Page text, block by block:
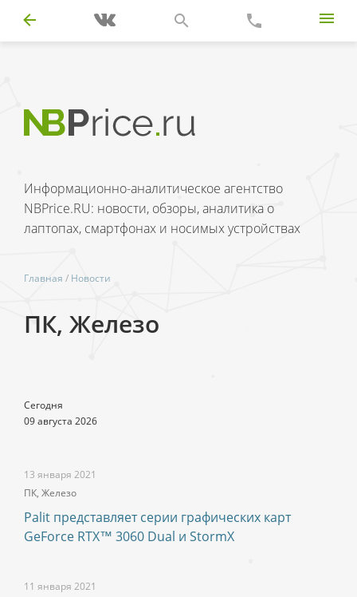
Информационно-аналитическое агентство
NBPrice.RU: новости, обзоры, аналитика о
лаптопах, смартфонах и носимых устройствах
Главная / Новости
ПК, Железо
Сегодня
09 августа 2026
13 января 2021
ПК, Железо
Palit представляет серии графических карт
GeForce RTX™ 3060 Dual и StormX
11 января 2021